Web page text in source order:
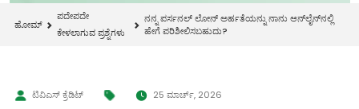
ಹೋಮ್
ಪದೇಪದೇ
ಕೇಳಲಾಗುವ ಪ್ರಶ್ನೆಗಳು
ನನ್ನ ಪರ್ಸನಲ್ ಲೋನ್ ಅರ್ಹತೆಯನ್ನು ನಾನು ಆನ್‌ಲೈನ್‌ನಲ್ಲಿ
ಹೇಗೆ ಪರಿಶೀಲಿಸಬಹುದು?
ಟಿವಿಎಸ್ ಕ್ರೆಡಿಟ್ 25 ಮಾರ್ಚ್, 2026